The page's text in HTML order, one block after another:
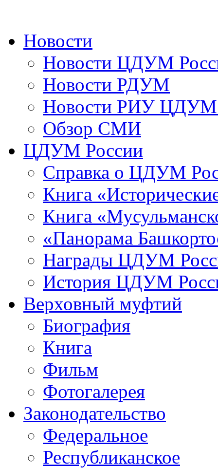
Новости
Новости ЦДУМ
Новости РДУМ
Новости РИУ ЦДУМ
Обзор СМИ
ЦДУМ России
Справка о ЦДУМ
Книга
Книга
«Панорама
Награды ЦДУМ
История ЦДУМ
Верховный муфтий
Биография
Книга
Фильм
Фотогалерея
Законодательство
Федеральное
Республиканское